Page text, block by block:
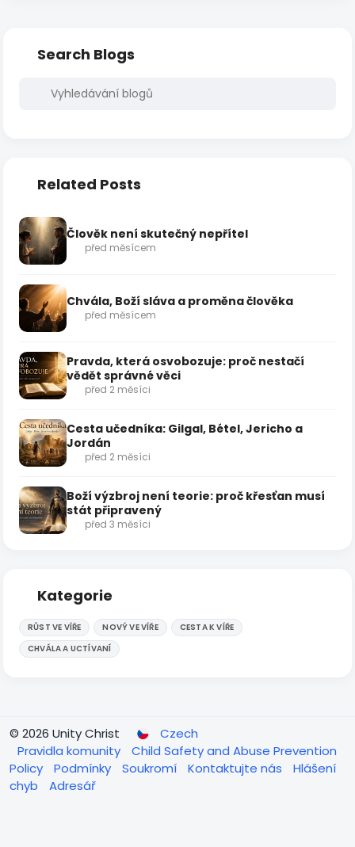
Search Blogs
Related Posts
Člověk není skutečný nepřítel
před měsícem
Chvála, Boží sláva a proměna člověka
před měsícem
Pravda, která osvobozuje: proč nestačí
vědět správné věci
před 2 měsíci
Cesta učedníka: Gilgal, Bétel, Jericho a
Jordán
před 2 měsíci
Boží výzbroj není teorie: proč křesťan musí
stát připravený
před 3 měsíci
Kategorie
RŮST VE VÍŘE NOVÝ VE VÍŘE
CESTA K VÍŘE
CHVÁLA A UCTÍVANÍ
© 2026 Unity Christ
Czech
Pravidla komunity
Child Safety and Abuse Prevention
Policy
Podmínky Soukromí Kontaktujte nás
Hlášení
chyb
Adresář